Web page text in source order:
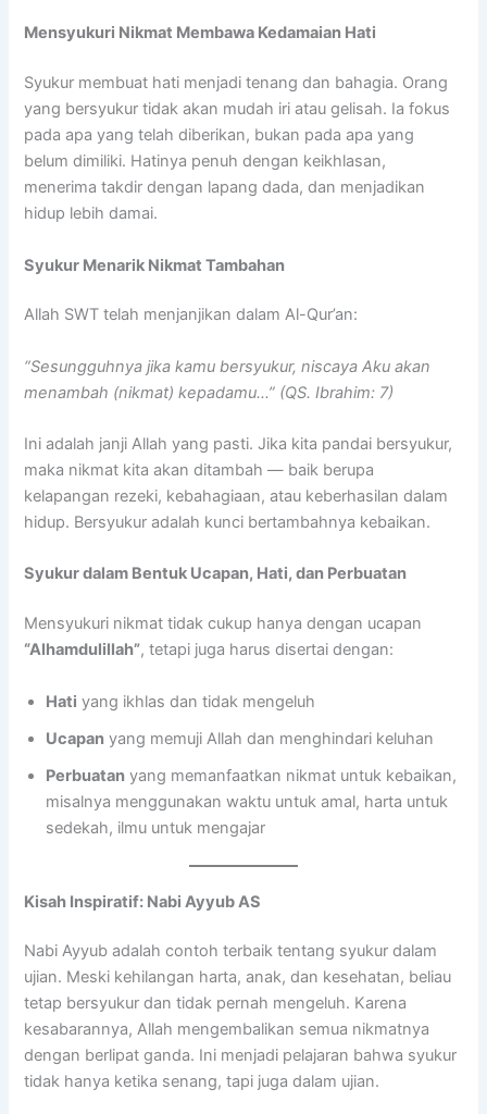
Mensyukuri Nikmat Membawa Kedamaian Hati
Syukur membuat hati menjadi tenang dan bahagia. Orang
yang bersyukur tidak akan mudah iri atau gelisah. Ia fokus
pada apa yang telah diberikan, bukan pada apa yang
belum dimiliki. Hatinya penuh dengan keikhlasan,
menerima takdir dengan lapang dada, dan menjadikan
hidup lebih damai.
Syukur Menarik Nikmat Tambahan
Allah SWT telah menjanjikan dalam Al-Qur’an:
“Sesungguhnya jika kamu bersyukur, niscaya Aku akan
menambah (nikmat) kepadamu…” (QS. Ibrahim: 7)
Ini adalah janji Allah yang pasti. Jika kita pandai bersyukur,
maka nikmat kita akan ditambah — baik berupa
kelapangan rezeki, kebahagiaan, atau keberhasilan dalam
hidup. Bersyukur adalah kunci bertambahnya kebaikan.
Syukur dalam Bentuk Ucapan, Hati, dan Perbuatan
Mensyukuri nikmat tidak cukup hanya dengan ucapan
“Alhamdulillah”, tetapi juga harus disertai dengan:
Hati yang ikhlas dan tidak mengeluh
Ucapan yang memuji Allah dan menghindari keluhan
Perbuatan yang memanfaatkan nikmat untuk kebaikan,
misalnya menggunakan waktu untuk amal, harta untuk
sedekah, ilmu untuk mengajar
Kisah Inspiratif: Nabi Ayyub AS
Nabi Ayyub adalah contoh terbaik tentang syukur dalam
ujian. Meski kehilangan harta, anak, dan kesehatan, beliau
tetap bersyukur dan tidak pernah mengeluh. Karena
kesabarannya, Allah mengembalikan semua nikmatnya
dengan berlipat ganda. Ini menjadi pelajaran bahwa syukur
tidak hanya ketika senang, tapi juga dalam ujian.